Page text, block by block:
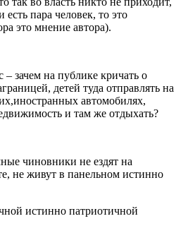
пара человек, то это
это мнение автора).
– зачем на публике кричать о
детей туда отправлять на
автомобилях,
и там же отдыхать?
чиновники не ездят на
не живут в панельном истинно
истинно патриотичной